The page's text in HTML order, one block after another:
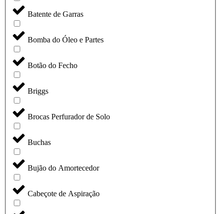
Batente de Garras
Bomba do Óleo e Partes
Botão do Fecho
Briggs
Brocas Perfurador de Solo
Buchas
Bujão do Amortecedor
Cabeçote de Aspiração